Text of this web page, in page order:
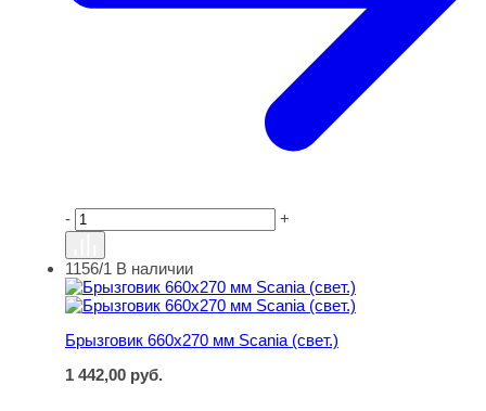
- +
Брызговик 660х270 мм Scania (свет.)
1156/1 В наличии
Брызговик 660х270 мм Scania (свет.)
1 442,00 руб.